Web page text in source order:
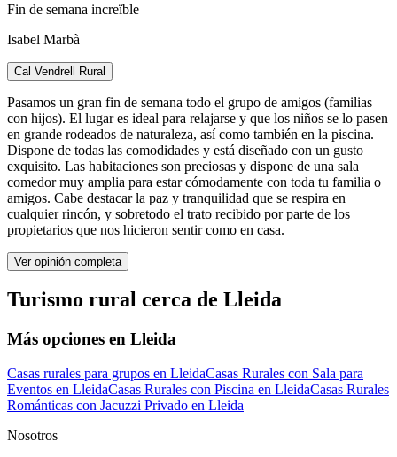
Fin de semana increïble
Isabel Marbà
Cal Vendrell Rural
Pasamos un gran fin de semana todo el grupo de amigos (familias
con hijos). El lugar es ideal para relajarse y que los niños se lo pasen
en grande rodeados de naturaleza, así como también en la piscina.
Dispone de todas las comodidades y está diseñado con un gusto
exquisito. Las habitaciones son preciosas y dispone de una sala
comedor muy amplia para estar cómodamente con toda tu familia o
amigos. Cabe destacar la paz y tranquilidad que se respira en
cualquier rincón, y sobretodo el trato recibido por parte de los
propietarios que nos hicieron sentir como en casa.
Ver opinión completa
Turismo rural cerca de Lleida
Más opciones en Lleida
Casas rurales para grupos en LleidaCasas Rurales con Sala para
Eventos en LleidaCasas Rurales con Piscina en LleidaCasas Rurales
Románticas con Jacuzzi Privado en Lleida
Nosotros